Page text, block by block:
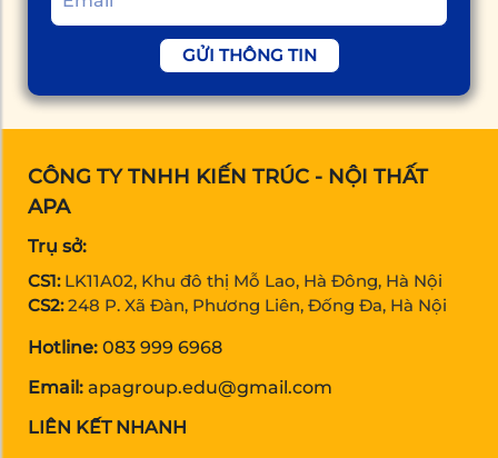
GỬI THÔNG TIN
CÔNG TY TNHH KIẾN TRÚC - NỘI THẤT
APA
Trụ sở:
CS1: LK11A02, Khu đô thị Mỗ Lao, Hà Đông, Hà Nội
CS2: 248 P. Xã Đàn, Phương Liên, Đống Đa, Hà Nội
Hotline: 083 999 6968
Email: apagroup.edu@gmail.com
LIÊN KẾT NHANH